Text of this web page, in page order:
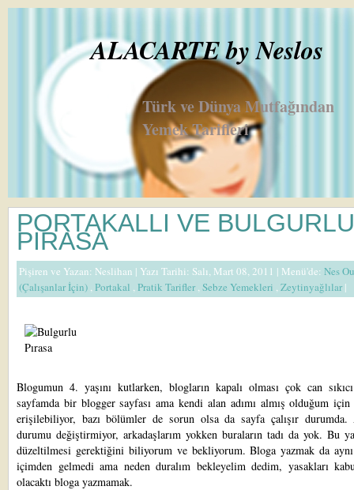
ALACARTE by Neslos
Türk ve Dünya Mutfağından
Yemek Tarifleri
PORTAKALLI VE BULGURLU
PIRASA
Pişiren ve Yazan: Neslihan | Yazı Tarihi: Salı, Mart 08, 2011 | Menü'de: Nes
(Çalışanlar İçin) ,Portakal ,Pratik Tarifler,Sebze Yemekleri ,Zeytinyağlılar|
Blogumun 4. yaşını kutlarken, blogların kapalı olması çok can
sayfamda bir blogger sayfası ama kendi alan adımı almış olduğum için
erişilebiliyor, bazı bölümler de sorun olsa da sayfa çalışır
durumu değiştirmiyor, arkadaşlarım yokken buraların tadı da yok. Bu
düzeltilmesi gerektiğini biliyorum ve bekliyorum. Bloga yazmak da
içimden gelmedi ama neden duralım bekleyelim dedim, yasakları
olacaktı bloga yazmamak.